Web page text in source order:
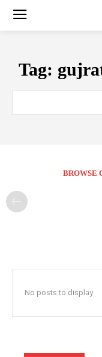
Tag:
BROWSE
No posts to display